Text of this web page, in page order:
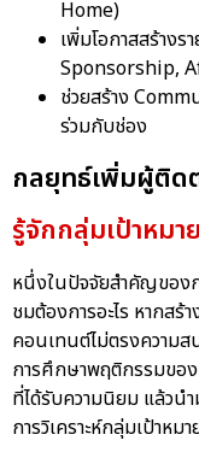
Home)
เพิ่มโอกาสสร้างร
Sponsorship,
ช่วยสร้าง
ร่วมกับช่อง
กลยุทธ์เพิ่มผู้ติด
รู้จักกลุ่มเป้าหม
หนึ่งในปัจจัยสำคัญของ
ชมต้องการอะไร หากสร้า
คอนเทนต์ไม่ตรงความส
การศึกษาพฤติกรรมของ
ที่ได้รับความนิยม แล้วน
การวิเคราะห์กลุ่มเป้าหม